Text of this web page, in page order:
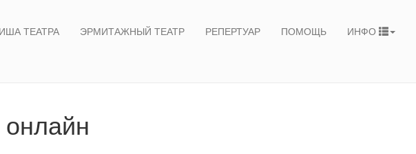
ТЕАТРА ЭРМИТАЖНЫЙ ТЕАТР РЕПЕРТУАР ПОМОЩЬ ИНФО